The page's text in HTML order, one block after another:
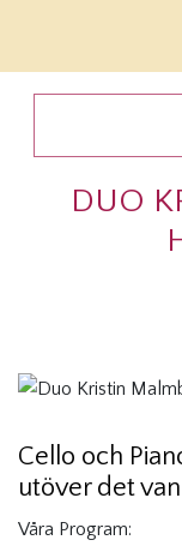
DUO
Cello och
utöver det
Våra Program: